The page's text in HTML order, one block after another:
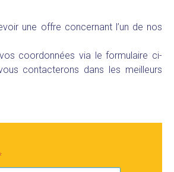
une offre concernant l’un de nos
coordonnées via le formulaire ci-
contacterons dans les meilleurs